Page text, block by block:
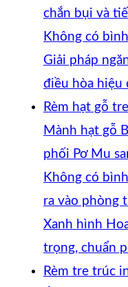
chắn bụi và
Không có
Giải pháp
điều hòa hiệu
Rèm hạt gỗ
Mành hạt gỗ
phối Pơ Mu
Không có
ra vào phòng
Xanh hình
trọng, chuẩn
Rèm tre trúc